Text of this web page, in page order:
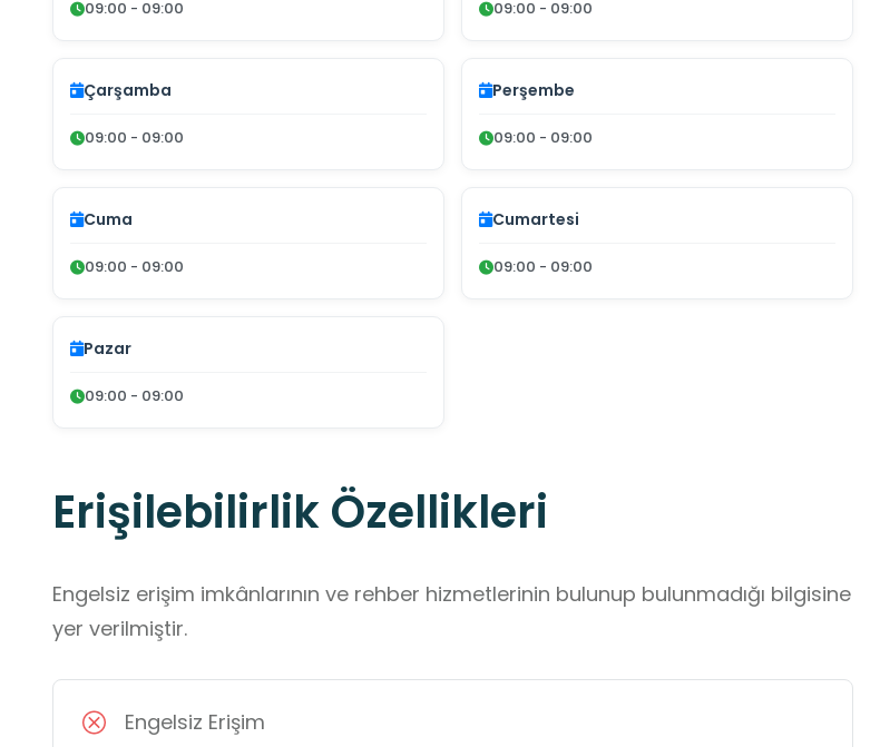
09:00 - 09:00 09:00 - 09:00
Çarşamba
09:00 - 09:00
Perşembe
09:00 - 09:00
Cuma
09:00 - 09:00
Cumartesi
09:00 - 09:00
Pazar
09:00 - 09:00
Erişilebilirlik Özellikleri
Engelsiz erişim imkânlarının ve rehber hizmetlerinin bulunup bulunmadığı bilgisine
yer verilmiştir.
Engelsiz Erişim